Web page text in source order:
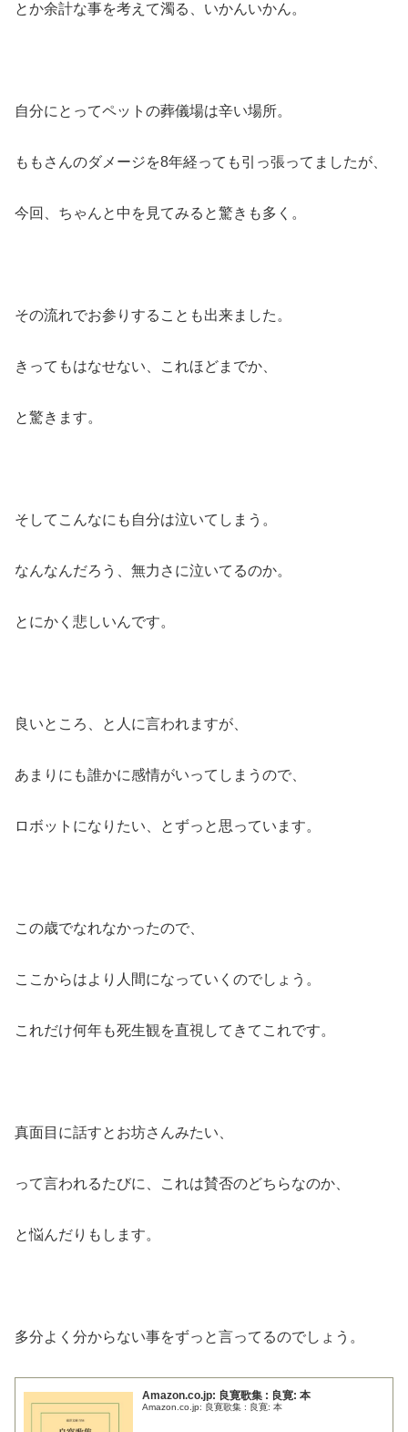
とか余計な事を考えて濁る、いかんいかん。
自分にとってペットの葬儀場は辛い場所。
ももさんのダメージを8年経っても引っ張ってましたが、
今回、ちゃんと中を見てみると驚きも多く。
その流れでお参りすることも出来ました。
きってもはなせない、これほどまでか、
と驚きます。
そしてこんなにも自分は泣いてしまう。
なんなんだろう、無力さに泣いてるのか。
とにかく悲しいんです。
良いところ、と人に言われますが、
あまりにも誰かに感情がいってしまうので、
ロボットになりたい、とずっと思っています。
この歳でなれなかったので、
ここからはより人間になっていくのでしょう。
これだけ何年も死生観を直視してきてこれです。
真面目に話すとお坊さんみたい、
って言われるたびに、これは賛否のどちらなのか、
と悩んだりもします。
多分よく分からない事をずっと言ってるのでしょう。
Amazon.co.jp: 良寛歌集 : 良寛: 本
Amazon.co.jp: 良寛歌集 : 良寛: 本